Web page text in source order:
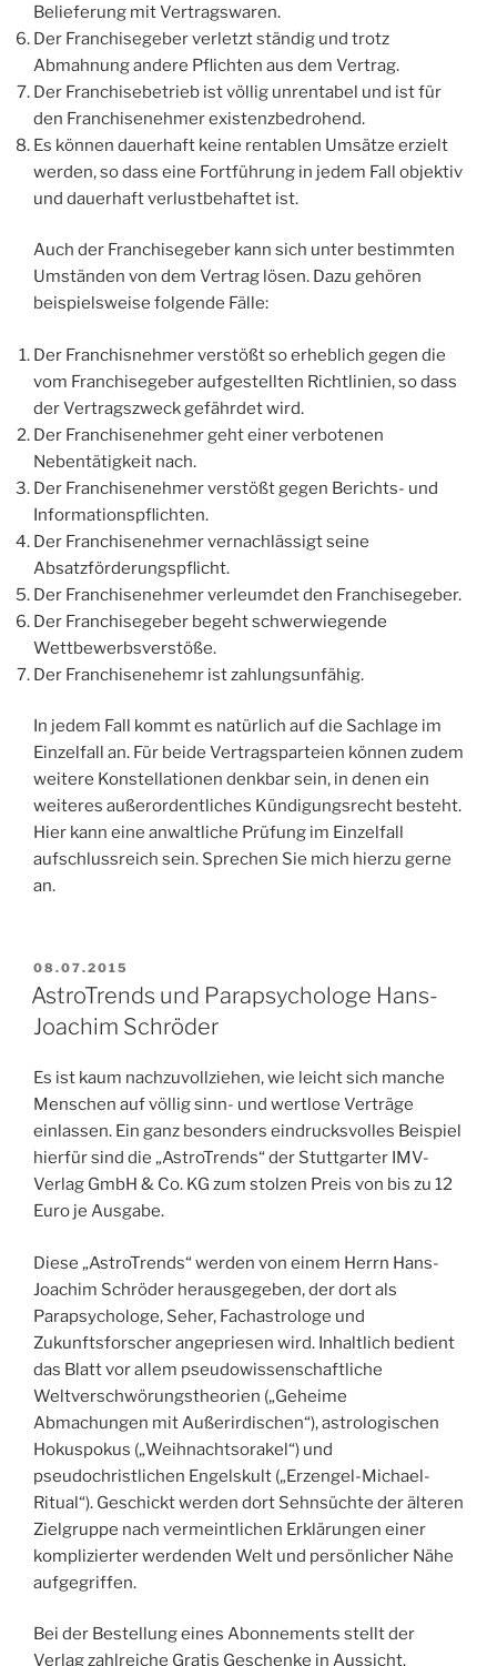
Belieferung mit Vertragswaren.
Der Franchisegeber verletzt ständig und trotz
Abmahnung andere Pflichten aus dem Vertrag.
Der Franchisebetrieb ist völlig unrentabel und ist für
den Franchisenehmer existenzbedrohend.
Es können dauerhaft keine rentablen Umsätze erzielt
werden, so dass eine Fortführung in jedem Fall objektiv
und dauerhaft verlustbehaftet ist.
Auch der Franchisegeber kann sich unter bestimmten
Umständen von dem Vertrag lösen. Dazu gehören
beispielsweise folgende Fälle:
Der Franchisnehmer verstößt so erheblich gegen die
vom Franchisegeber aufgestellten Richtlinien, so dass
der Vertragszweck gefährdet wird.
Der Franchisenehmer geht einer verbotenen
Nebentätigkeit nach.
Der Franchisenehmer verstößt gegen Berichts- und
Informationspflichten.
Der Franchisenehmer vernachlässigt seine
Absatzförderungspflicht.
Der Franchisenehmer verleumdet den Franchisegeber.
Der Franchisegeber begeht schwerwiegende
Wettbewerbsverstöße.
Der Franchisenehemr ist zahlungsunfähig.
In jedem Fall kommt es natürlich auf die Sachlage im
Einzelfall an. Für beide Vertragsparteien können zudem
weitere Konstellationen denkbar sein, in denen ein
weiteres außerordentliches Kündigungsrecht besteht.
Hier kann eine anwaltliche Prüfung im Einzelfall
aufschlussreich sein. Sprechen Sie mich hierzu gerne
an.
VERÖFFENTLICHT
AM
08.07.2015
AstroTrends und Parapsychologe Hans-
Joachim Schröder
Es ist kaum nachzuvollziehen, wie leicht sich manche
Menschen auf völlig sinn- und wertlose Verträge
einlassen. Ein ganz besonders eindrucksvolles Beispiel
hierfür sind die „AstroTrends“ der Stuttgarter IMV-
Verlag GmbH & Co. KG zum stolzen Preis von bis zu 12
Euro je Ausgabe.
Diese „AstroTrends“ werden von einem Herrn Hans-
Joachim Schröder herausgegeben, der dort als
Parapsychologe, Seher, Fachastrologe und
Zukunftsforscher angepriesen wird. Inhaltlich bedient
das Blatt vor allem pseudowissenschaftliche
Weltverschwörungstheorien („Geheime
Abmachungen mit Außerirdischen“), astrologischen
Hokuspokus („Weihnachtsorakel“) und
pseudochristlichen Engelskult („Erzengel-Michael-
Ritual“). Geschickt werden dort Sehnsüchte der älteren
Zielgruppe nach vermeintlichen Erklärungen einer
komplizierter werdenden Welt und persönlicher Nähe
aufgegriffen.
Bei der Bestellung eines Abonnements stellt der
Verlag zahlreiche Gratis Geschenke in Aussicht.